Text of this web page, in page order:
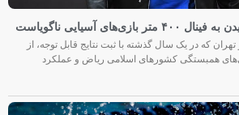
آسیایی ناگویاست
که در یک سال گذشته با ثبت نتایج قابل توجه، از
همبستگی کشورهای اسلامی ریاض و عملکرد